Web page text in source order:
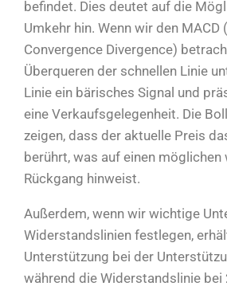
befindet. Dies deutet auf die
Umkehr hin. Wenn wir den MACD
Convergence Divergence)
Überqueren der schnellen Linie
Linie ein bärisches Signal und
eine Verkaufsgelegenheit. Die
zeigen, dass der aktuelle Preis
berührt, was auf einen möglichen
Rückgang hinweist.
Außerdem, wenn wir wichtige
Widerstandslinien festlegen,
Unterstützung bei der
während die Widerstandslinie bei